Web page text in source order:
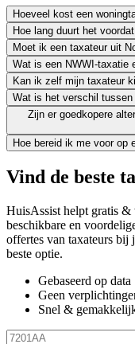
Hoeveel kost een
Hoe lang duurt het
Moet ik een taxateur uit
Wat is een NWWI-taxatie
Kan ik zelf mijn taxateur
Wat is het verschil tussen
Zijn er goedkopere
Hoe bereid ik me voor op
Vind de beste
HuisAssist helpt gratis
beschikbare en
offertes van taxateurs bij
beste optie.
Gebaseerd op data
Geen
Snel &